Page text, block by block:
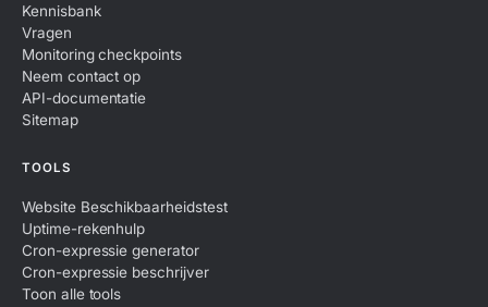
Kennisbank
Vragen
Monitoring checkpoints
Neem contact op
API-documentatie
Sitemap
TOOLS
Website Beschikbaarheidstest
Uptime-rekenhulp
Cron-expressie generator
Cron-expressie beschrijver
Toon alle tools